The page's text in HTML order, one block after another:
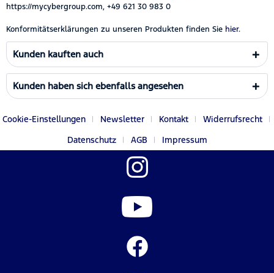
https://mycybergroup.com, +49 621 30 983 0
Konformitätserklärungen zu unseren Produkten finden Sie hier.
Kunden kauften auch
Kunden haben sich ebenfalls angesehen
Cookie-Einstellungen Newsletter Kontakt
Widerrufsrecht
Datenschutz
AGB Impressum